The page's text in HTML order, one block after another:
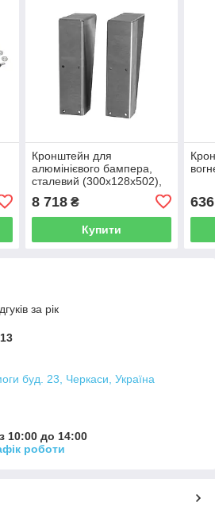
Кронштейн для
алюмінієвого бампера,
сталевий (300х128х502),
8 718₴
Купити
636
за рік
буд. 23, Черкаси, Україна
10:00 до 14:00
роботи